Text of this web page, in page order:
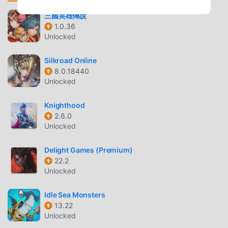
recente, ha guadagnato molti fan in tutto il mondo che
amano i giochi rpg. Se vuoi scaricare questo gioco, come il
più grande sito di download di giochi gratuiti per mod apk
solo ti fornisce l'ultima versione di Pasha Fencer
1.11.18gratuitamente, ma fornisce anche Freemod
gratuitamente, aiutandoti a salvare l'attività meccanica
gioia portata dal gioco stesso. moddroid promette che
qualsiasi mod di Pasha Fencer non addebiterà alcuna
commissione ai giocatori ed è sicura al 100%, disponibile e
puoi scaricare e installare Pasha Fencer 1.11.18 con un clic.
Cosa aspetti, scarica moddroid e gioca!
GAMEPLAY UNICO
Pasha Fencer Essendo un popolare gioco rpg, il suo
gameplay unico lo ha aiutato a conquistare un gran numero
三國英雄傳說
1.0.36
Unlocked
Silkroad Online
8.0.18440
Unlocked
Knighthood
2.6.0
Unlocked
Delight Games (Premium)
22.2
Unlocked
Idle Sea Monsters
13.22
Unlocked